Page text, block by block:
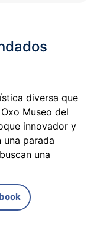
diversa que
Museo del
innovador y
parada
una